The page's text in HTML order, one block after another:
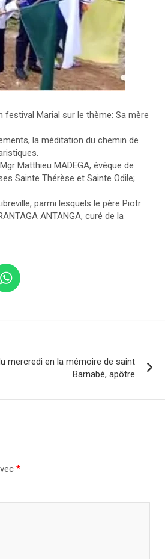
festival Marial sur le thème: Sa mère
la méditation du chemin de
Matthieu MADEGA, évêque de
Sainte Thérèse et Sainte Odile;
parmi lesquels le père Piotr
ANTANGA, curé de la
mercredi en la mémoire de saint
Barnabé, apôtre
*